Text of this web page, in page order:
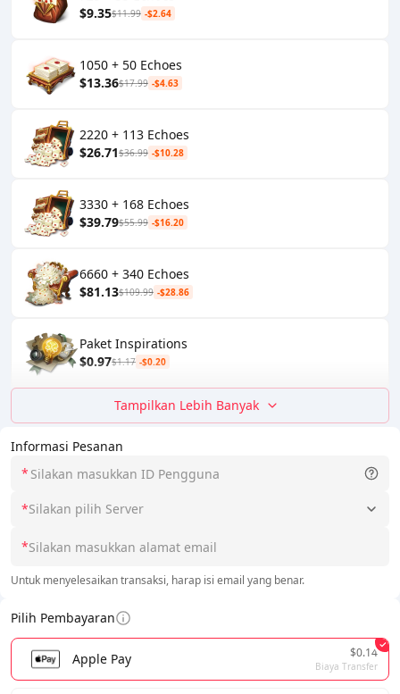
Informasi Pesanan
*
*Silakan pilih Server
*
Untuk menyelesaikan transaksi, harap isi email yang benar.
Pilih Pembayaran
Apple Pay $0.14
Biaya Transfer
$9.35$11.99 -$2.64
1050 + 50 Echoes
$13.36$17.99 -$4.63
2220 + 113 Echoes
$26.71$36.99 -$10.28
3330 + 168 Echoes
$39.79$55.99 -$16.20
6660 + 340 Echoes
$81.13$109.99 -$28.86
Paket Inspirations
$0.97$1.17 -$0.20
Tampilkan Lebih Banyak